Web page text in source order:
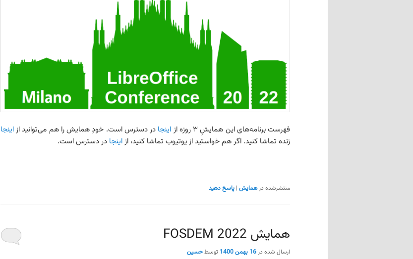
فهرست برنامه‌های این همایشِ ۳ روزه از اینجا در دسترس است. خودِ همایش را هم می‌توانید ازاینجا
زنده تماشا کنید. اگر هم خواستید از یوتیوب تماشا کنید، ازاینجا در دسترس است.
منتشرشده در همایش | پاسخ دهید
همایش FOSDEM 2022
ارسال شده در 16 بهمن 1400 توسطحسین